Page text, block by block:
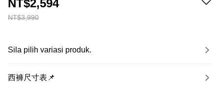
NT$3,990
NT$2,594
Sila pilih variasi produk.
西褲尺寸表📌